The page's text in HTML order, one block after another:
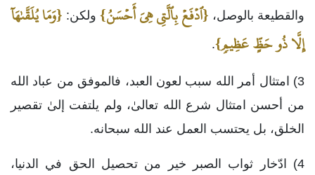
والقطيعة بالوصل، {ٱدۡفَعۡ بِٱلَّتِي هِيَ أَحۡسَنُ} ولكن: {وَمَا يُلَقَّىٰهَآ
إِلَّا ذُو حَظٍّ عَظِيمٖ}.
3) امتثال أمر الله سبب لعون العبد، فالموفق من عباد الله
من أحسن امتثال شرع الله تعالىٰ، ولم يلتفت إلىٰ تقصير
الخلق، بل يحتسب العمل عند الله سبحانه.
4) ادّخار ثواب الصبر خير من تحصيل الحق في الدنيا،